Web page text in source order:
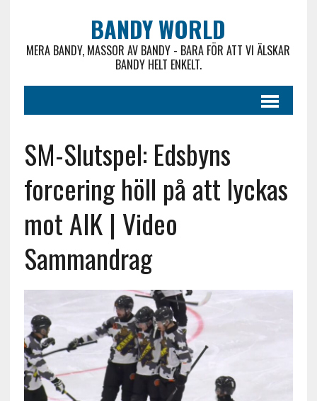
BANDY WORLD
MERA BANDY, MASSOR AV BANDY - BARA FÖR ATT VI ÄLSKAR
BANDY HELT ENKELT.
SM-Slutspel: Edsbyns
forcering höll på att lyckas
mot AIK | Video
Sammandrag